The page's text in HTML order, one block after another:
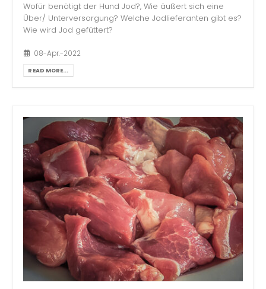
Wofür benötigt der Hund Jod?, Wie äußert sich eine
Über/ Unterversorgung? Welche Jodlieferanten gibt es?
Wie wird Jod gefüttert?
08-Apr.-2022
READ MORE...